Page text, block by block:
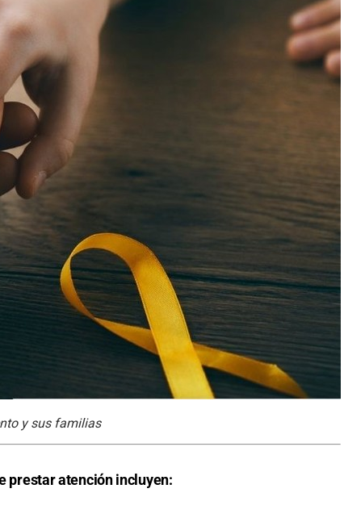
y sus familias
prestar atención incluyen: